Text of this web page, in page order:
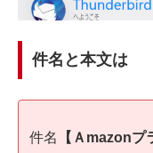
件名と本文は
件名
【Ａmazon